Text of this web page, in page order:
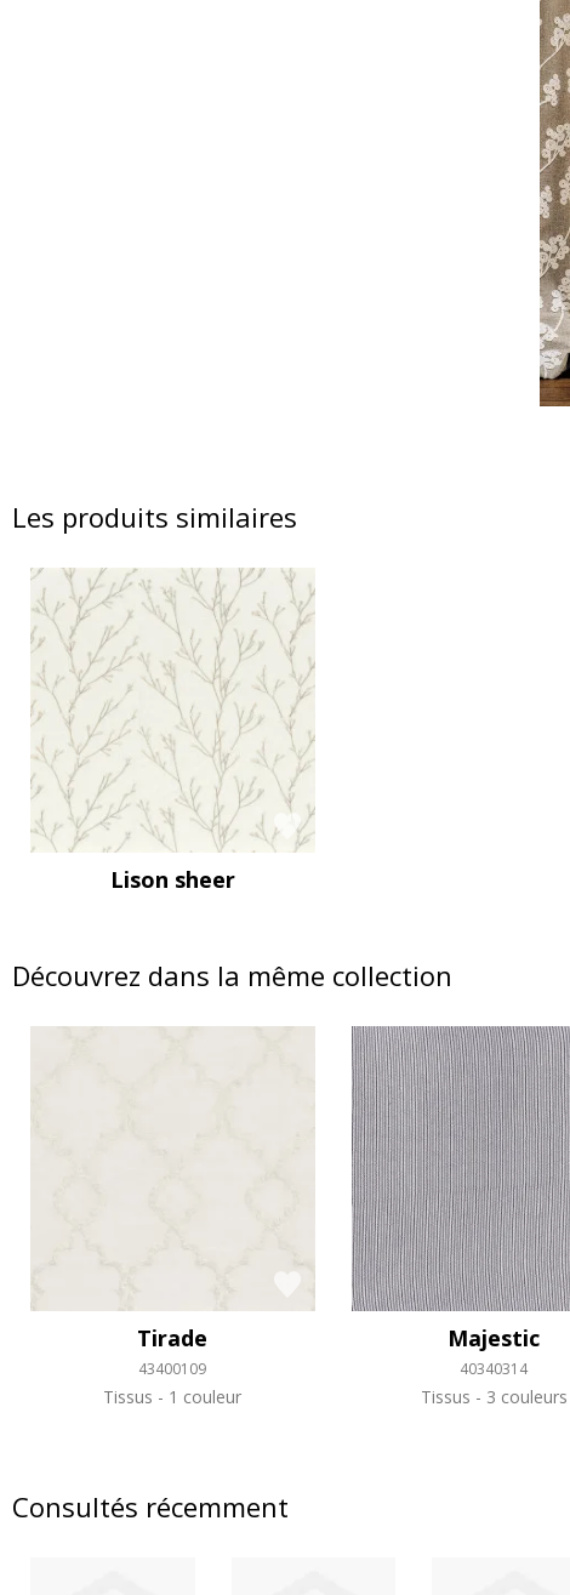
Les produits similaires
Lison sheer
Découvrez dans la même collection
Tirade
43400109
Tissus 1 couleur
Majestic
40340314
Tissus 3 couleurs
Consultés récemment